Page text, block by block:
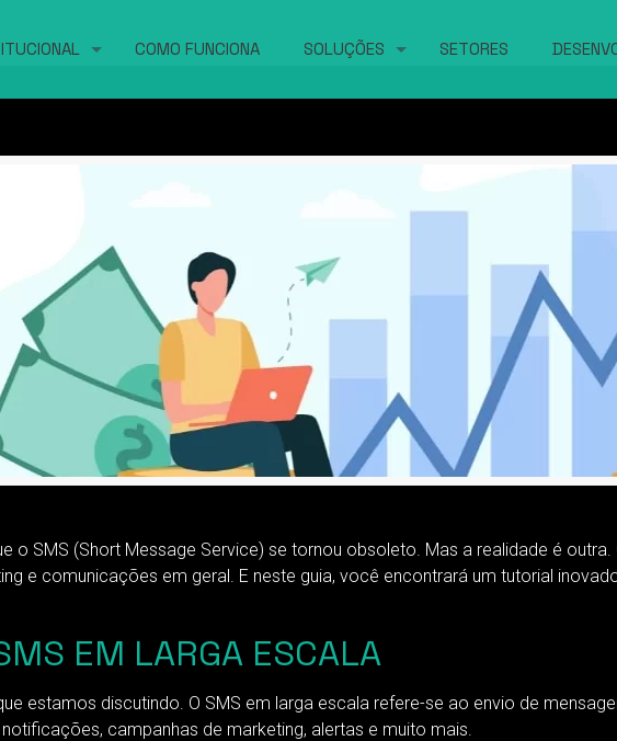
COMO FUNCIONA SOLUÇÕES SETORES
o SMS (Short Message Service) se tornou obsoleto. Mas a realidade é
e comunicações em geral. E neste guia, você encontrará um tutorial
EM LARGA ESCALA
estamos discutindo. O SMS em larga escala refere-se ao envio de
campanhas de marketing, alertas e muito mais.